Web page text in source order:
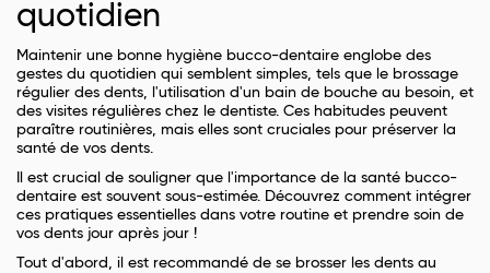
quotidien
Maintenir une bonne hygiène bucco-dentaire englobe des
gestes du quotidien qui semblent simples, tels que le brossage
régulier des dents, l'utilisation d'un bain de bouche au besoin, et
des visites régulières chez le dentiste. Ces habitudes peuvent
paraître routinières, mais elles sont cruciales pour préserver la
santé de vos dents.
Il est crucial de souligner que l'importance de la santé bucco-
dentaire est souvent sous-estimée. Découvrez comment intégrer
ces pratiques essentielles dans votre routine et prendre soin de
vos dents jour après jour !
Tout d'abord, il est recommandé de se brosser les dents au